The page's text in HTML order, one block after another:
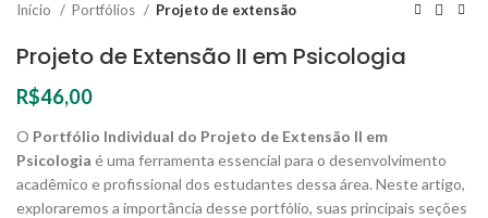
Início Portfólios Projeto de extensão
Projeto de Extensão II em Psicologia
R$46,00
O Portfólio Individual do Projeto de Extensão II em
Psicologia é uma ferramenta essencial para o desenvolvimento
acadêmico e profissional dos estudantes dessa área. Neste artigo,
exploraremos a importância desse portfólio, suas principais seções